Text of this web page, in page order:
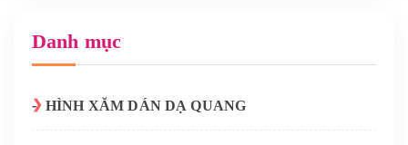
Danh mục
HÌNH XĂM DÁN DẠ QUANG